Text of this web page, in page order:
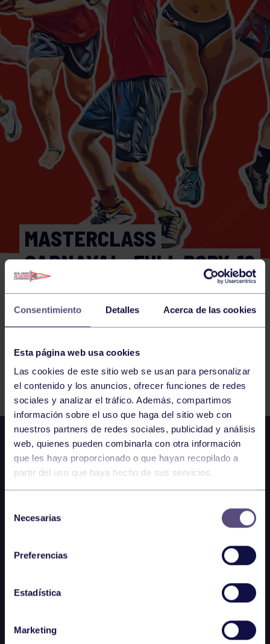
Consentimiento Detalles Acerca de las cookies
Esta página web usa cookies
Las cookies de este sitio web se usan para personalizar
el contenido y los anuncios, ofrecer funciones de redes
sociales y analizar el tráfico. Además, compartimos
información sobre el uso que haga del sitio web con
nuestros partners de redes sociales, publicidad y análisis
web, quienes pueden combinarla con otra información
que les haya proporcionado o que hayan recopilado a
partir del uso que haya hecho de sus servicios.
Necesarias
Preferencias
Estadística
Marketing
MASTERCLASS
CARNAVAL: FULL BODY. 19
FEBRERO. 10:30 A 11:30.
PISTA MULTIDEPORTE
Actividades deportivas
Comparte